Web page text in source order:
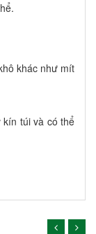
khác như mít
kín túi và có thể